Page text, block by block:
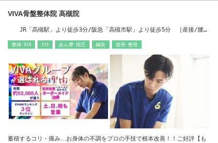
VIVA骨盤整体院 高槻院
JR「高槻駅」より徒歩3分/阪急「高槻市駅」より徒歩5分 ［産後/腰
整体･ｶｲﾛ ﾘﾗｸ あん摩･指圧 鍼灸 接骨･整骨
蓄積するコリ・痛み…お身体の不調をプロの手技で根本改善！！ご好評【も